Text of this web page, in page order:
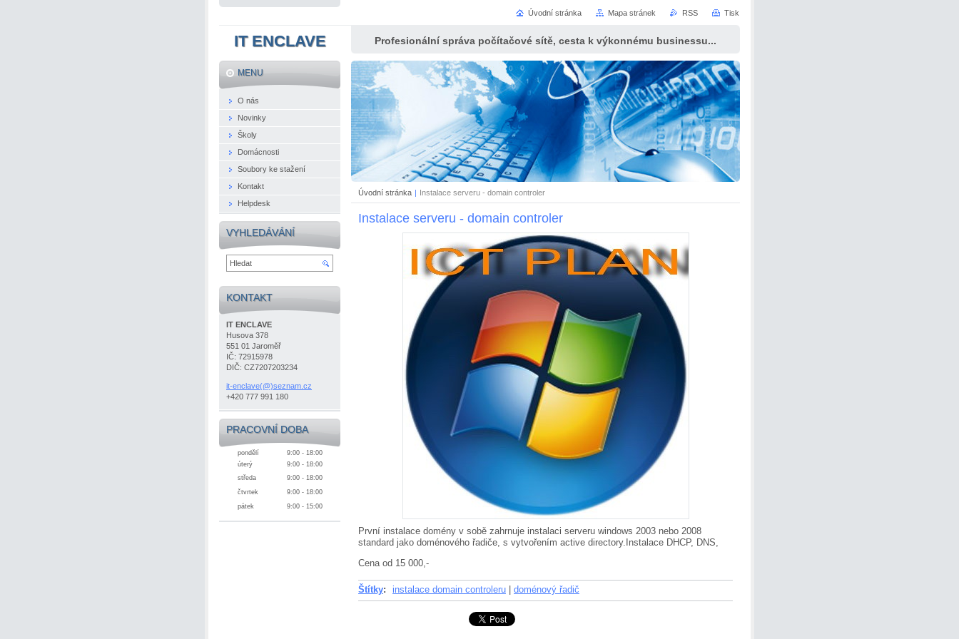
IT ENCLAVE Profesionální správa počítačové sítě, cesta k výkonnému businessu...
Úvodní stránka | Instalace serveru - domain controler
Instalace serveru - domain controler
První instalace domény v sobě zahrnuje instalaci serveru windows 2003 nebo 2008
standard jako doménového řadiče, s vytvořením active directory.Instalace DHCP, DNS,
Cena od 15 000,-
Štítky: instalace domain controleru | doménový řadič
MENU
O nás
Novinky
Školy
Domácnosti
Soubory ke stažení
Kontakt
Helpdesk
VYHLEDÁVÁNÍ
KONTAKT
IT ENCLAVE
Husova 378
551 01 Jaroměř
IČ: 72915978
DIČ: CZ7207203234
it-enclave(@)seznam.cz
+420 777 991 180
PRACOVNÍ DOBA
pondělí
9:00 - 18:00
úterý
9:00 - 18:00
středa
9:00 - 18:00
čtvrtek
9:00 - 18:00
pátek
9:00 - 15:00
Úvodní stránka Mapa stránek RSS Tisk